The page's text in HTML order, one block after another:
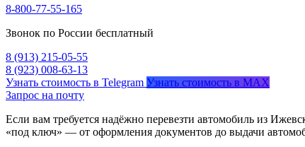
8-800-77-55-165
Звонок по России бесплатный
8 (913) 215-05-55
8 (923) 008-63-13
Узнать стоимость в Telegram Узнать стоимость в MAX
Запрос на почту
Если вам требуется надёжно перевезти автомобиль из
«под ключ» — от оформления документов до выдачи